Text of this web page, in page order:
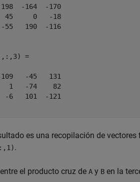
-164  -170
45     0   -18
55   190  -116
=
-45   131
1   -74    82
-6   101  -121
es una recopilación de vectores
.
el producto cruz de A y B en la